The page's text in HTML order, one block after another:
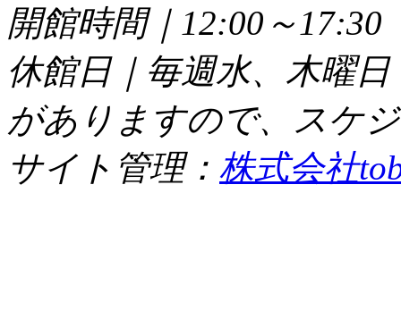
開館時間｜12:00～
休館日｜毎週水、木曜
がありますので、スケ
サイト管理： 株式会社